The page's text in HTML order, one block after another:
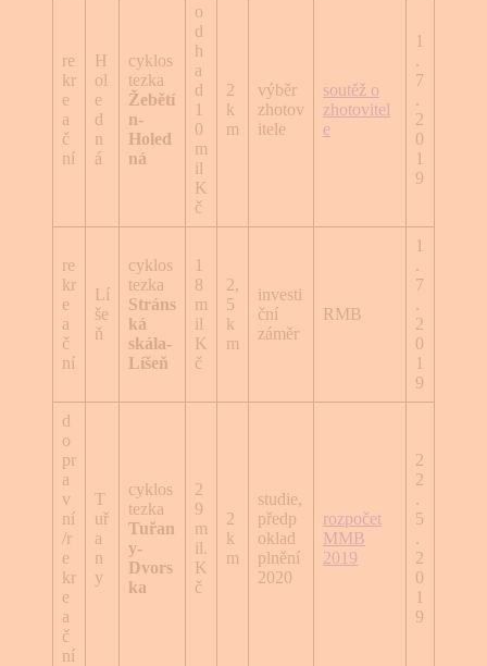
re
kr
e
a
č
ní
H
ol
e
d
n
á
cyklos
tezka
Žebětí
n-
Holed
ná
o
d
h
a
d
1
0
m
il
K
č
2
k
m
výběr
zhotov
itele
soutěž o
zhotovitel
e
1
.
7
.
2
0
1
9
re
kr
e
a
č
ní
Lí
še
ň
cyklos
tezka
Stráns
ká
skála-
Líšeň
1
8
m
il
K
č
2,
5
k
m
investi
ční
záměr
RMB
1
.
7
.
2
0
1
9
d
o
pr
a
v
ní
/r
e
kr
e
a
č
ní
T
uř
a
n
y
cyklos
tezka
Tuřan
y-
Dvors
ka
2
9
m
il.
K
č
2
k
m
studie,
předp
oklad
plnění
2020
rozpočet
MMB
2019
2
2
.
5
.
2
0
1
9